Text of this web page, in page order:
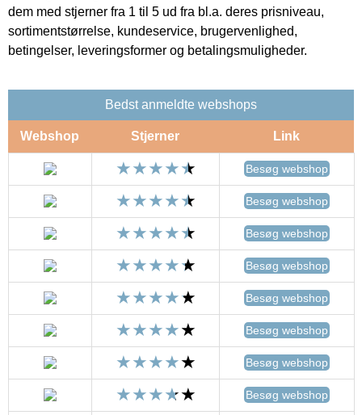
dem med stjerner fra 1 til 5 ud fra bl.a. deres prisniveau,
sortimentstørrelse, kundeservice, brugervenlighed,
betingelser, leveringsformer og betalingsmuligheder.
Bedst anmeldte webshops
Webshop Stjerner Link
Besøg webshop
Besøg webshop
Besøg webshop
Besøg webshop
Besøg webshop
Besøg webshop
Besøg webshop
Besøg webshop